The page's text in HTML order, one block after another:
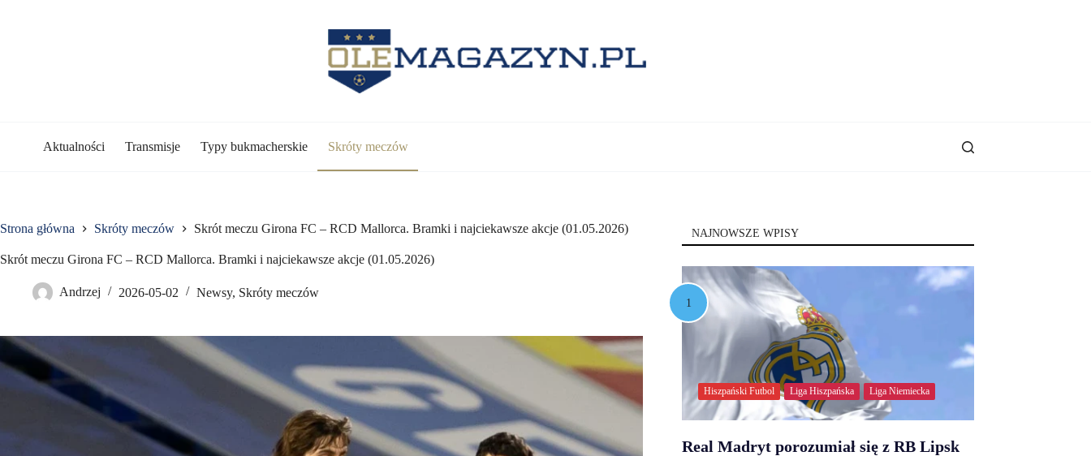
Aktualności Transmisje Typy bukmacherskie Skróty meczów
Strona główna Skróty meczów Skrót meczu Girona FC – RCD Mallorca. Bramki i najciekawsze akcje (01.05.2026)
Skrót meczu Girona FC – RCD Mallorca. Bramki i najciekawsze akcje (01.05.2026)
Andrzej 2026-05-02 Newsy, Skróty meczów
NAJNOWSZE WPISY
Hiszpański Futbol Liga Hiszpańska Liga Niemiecka
Real Madryt porozumiał się z RB Lipsk